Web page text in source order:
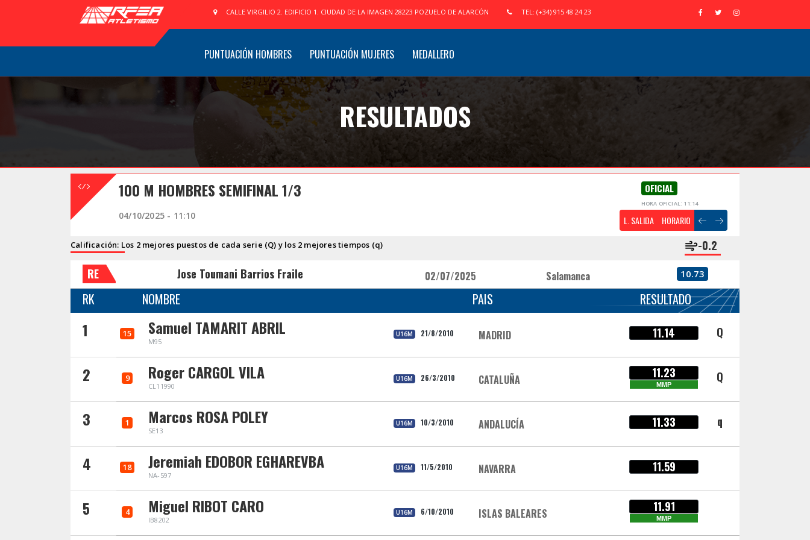
CALLE VIRGILIO 2. EDIFICIO 1. CIUDAD DE LA IMAGEN 28223 POZUELO DE ALARCÓN TEL: (+34) 915 48 24 23
PUNTUACIÓN HOMBRES PUNTUACIÓN MUJERES MEDALLERO
RESULTADOS
100 M HOMBRES SEMIFINAL 1/3 OFICIAL
HORA OFICIAL: 11:14
04/10/2025 - 11:10 L. SALIDA HORARIO
Calificación: Los 2 mejores puestos de cada serie (Q) y los 2 mejores tiempos (q)
-0.2
RE
Jose Toumani Barrios Fraile 02/07/2025 Salamanca 10.73
RK NOMBRE PAIS RESULTADO
1 15 Samuel TAMARIT ABRIL
M95
U16M 21/8/2010 MADRID 11.14 Q
2 9 Roger CARGOL VILA
CL11990
U16M 26/3/2010 CATALUÑA 11.23
MMP Q
3 1 Marcos ROSA POLEY
SE13
U16M 10/3/2010 ANDALUCÍA 11.33 q
4 18 Jeremiah EDOBOR EGHAREVBA
NA-597
U16M 11/5/2010 NAVARRA 11.59
5 4 Miguel RIBOT CARO
IB8202
U16M 6/10/2010 ISLAS BALEARES 11.91
MMP